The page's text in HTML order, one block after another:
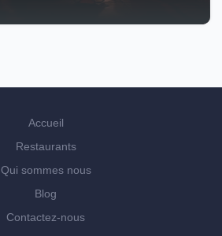
Accueil
Restaurants
Qui sommes nous
Blog
Contactez-nous